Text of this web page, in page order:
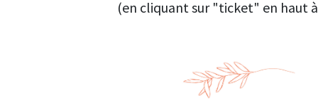
(en cliquant sur "ticket" en haut